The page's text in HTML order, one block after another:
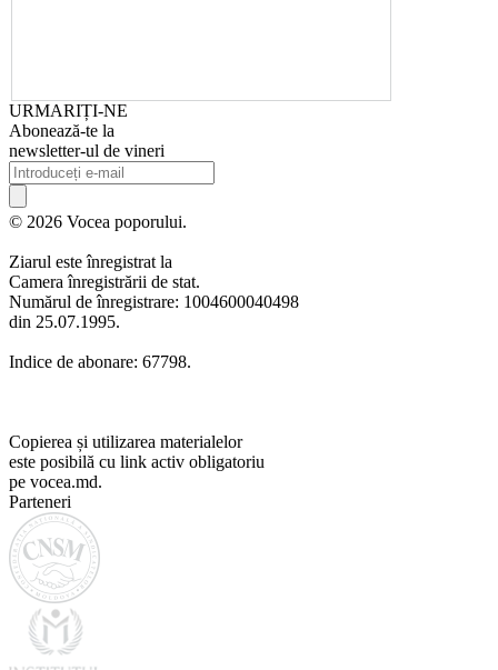
URMARIȚI-NE
Abonează-te la
newsletter-ul de vineri
© 2026 Vocea poporului.
Ziarul este înregistrat la
Camera înregistrării de stat.
Numărul de înregistrare: 1004600040498
din 25.07.1995.
Indice de abonare: 67798.
Copierea și utilizarea materialelor
este posibilă cu link activ obligatoriu
pe vocea.md.
Parteneri